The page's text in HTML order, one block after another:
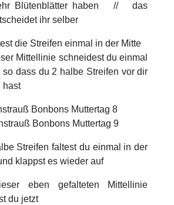
Blütenblätter haben // das
ihr selber
die Streifen einmal in der Mitte
Mittellinie schneidest du einmal
so dass du 2 halbe Streifen vor dir
hast
Streifen faltest du einmal in der
klappst es wieder auf
eben gefalteten Mittellinie
du jetzt